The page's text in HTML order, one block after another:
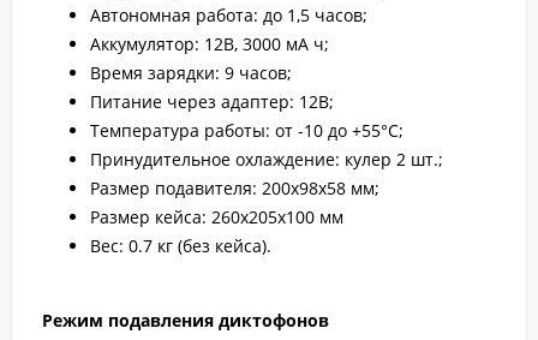
Автономная работа: до 1,5 часов;
Аккумулятор: 12В, 3000 мА ч;
Время зарядки: 9 часов;
Питание через адаптер: 12В;
Температура работы: от -10 до +55°С;
Принудительное охлаждение: кулер 2 шт.;
Размер подавителя: 200х98х58 мм;
Размер кейса: 260x205x100 мм
Вес: 0.7 кг (без кейса).
Режим подавления диктофонов